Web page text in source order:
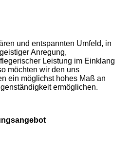
und entspannten Umfeld, in
Anregung,
Leistung im Einklang
möchten wir den uns
ein möglichst hohes Maß an
ermöglichen.